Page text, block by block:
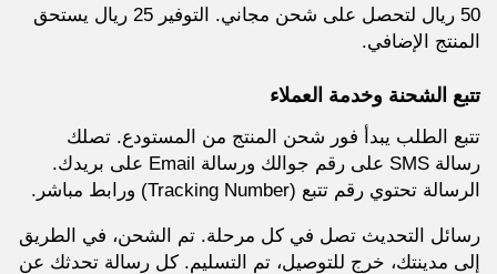
50 ريال لتحصل على شحن مجاني. التوفير 25 ريال يستحق
المنتج الإضافي.
تتبع الشحنة وخدمة العملاء
تتبع الطلب يبدأ فور شحن المنتج من المستودع. تصلك
رسالة SMS على رقم جوالك ورسالة Email على بريدك.
الرسالة تحتوي رقم تتبع (Tracking Number) ورابط مباشر.
رسائل التحديث تصل في كل مرحلة. تم الشحن، في الطريق
إلى مدينتك، خرج للتوصيل، تم التسليم. كل رسالة تحدثك عن